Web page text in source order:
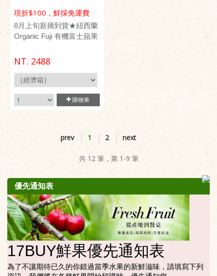
現折$100，鮮採免運費
8月上旬新摘到貨★紐西蘭
Organic Fuji 有機富士蘋果
NT. 2488
購物車
prev 1 2 next
共 12 筆，第 1-9 筆
優先通知表